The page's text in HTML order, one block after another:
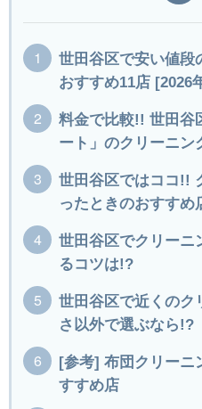
世田谷区で安い値段
おすすめ11店 [2026
料金で比較!! 世田谷
ート」のクリーニン
世田谷区ではココ!!
ったときのおすすめ
世田谷区でクリーニ
るコツは!?
世田谷区で近くのク
さ以外で選ぶなら!?
[参考] 布団クリーニ
すすめ店